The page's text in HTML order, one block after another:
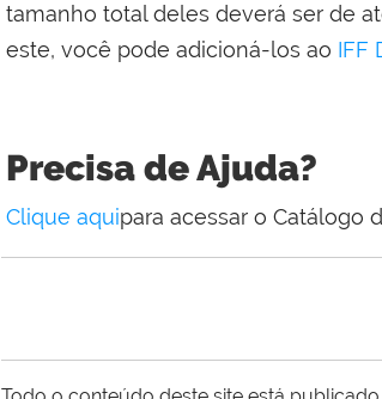
tamanho total deles deverá ser de
este, você pode adicioná-los ao IFF
Precisa de Ajuda?
Clique aquipara acessar o Catálogo